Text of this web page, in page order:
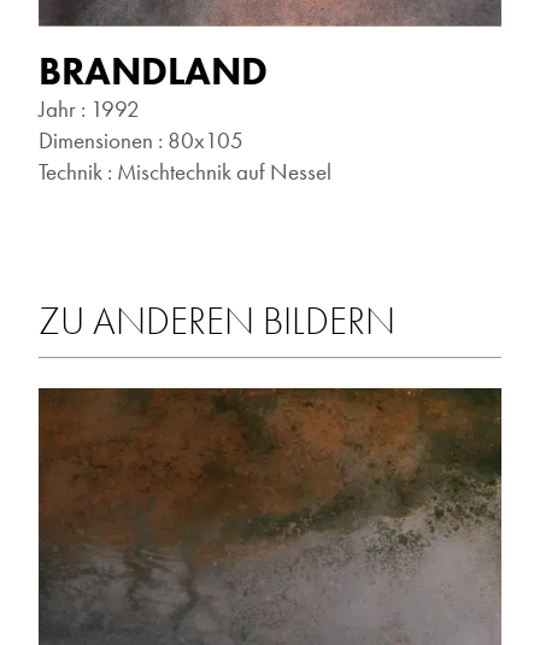
BRANDLAND
Jahr : 1992
Dimensionen : 80x105
Technik : Mischtechnik auf Nessel
ZU ANDEREN BILDERN